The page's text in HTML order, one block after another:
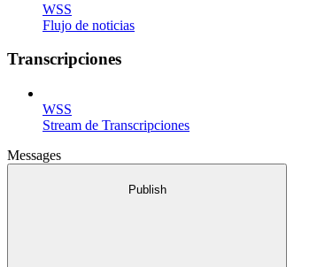
WSS
Flujo de noticias
Transcripciones
WSS
Stream de Transcripciones
Messages
Publish